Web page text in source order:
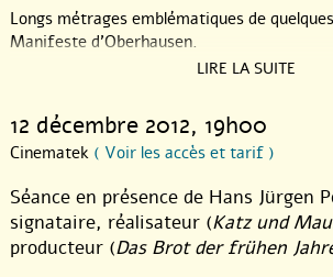
Longs métrages emblématiques de
Manifeste d’Oberhausen.
LIRE LA SUITE
12 décembre 2012, 19h00
Cinematek ( Voir les accès et tarif )
Séance en présence de Hans Jürgen
signataire, réalisateur (Katz und
producteur (Das Brot der frühen